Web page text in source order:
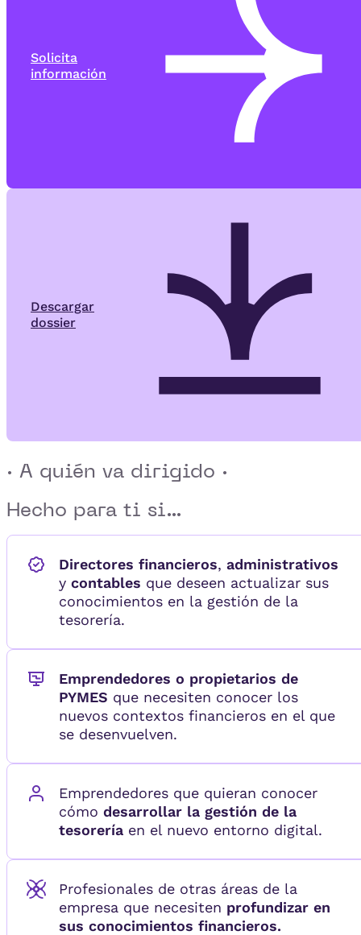
Solicita
información
Descargar
dossier
· A quién va dirigido ·
Hecho para ti si...
Directores financieros, administrativos
y contables que deseen actualizar sus
conocimientos en la gestión de la
tesorería.
Emprendedores o propietarios de
PYMES que necesiten conocer los
nuevos contextos financieros en el que
se desenvuelven.
Emprendedores que quieran conocer
cómo desarrollar la gestión de la
tesorería en el nuevo entorno digital.
Profesionales de otras áreas de la
empresa que necesiten profundizar en
sus conocimientos financieros.